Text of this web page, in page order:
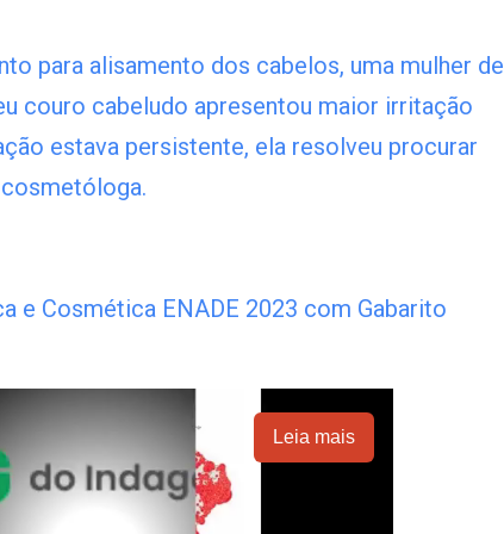
para alisamento dos cabelos, uma mulher de
couro cabeludo apresentou maior irritação
estava persistente, ela resolveu procurar
e Cosmética ENADE 2023 com Gabarito
Leia mais